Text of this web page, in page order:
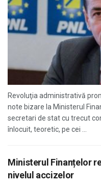
Revoluţia administrativă
note bizare la Ministerul
secretari de stat cu trecut
înlocuit, teoretic, pe cei ...
Ministerul Finanțelor
nivelul accizelor